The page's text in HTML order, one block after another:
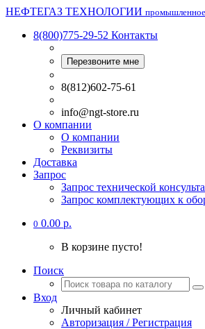
НЕФТЕГАЗ ТЕХНОЛОГИИ промышленное
8(800)775-29-52 Контакты
Перезвоните мне
8(812)602-75-61
info@ngt-store.ru
О компании
О компании
Реквизиты
Доставка
Запрос
Запрос технической
Запрос комплектующих к
0 0.00 р.
В корзине пусто!
Поиск
Вход
Личный кабинет
Авторизация / Регистрация